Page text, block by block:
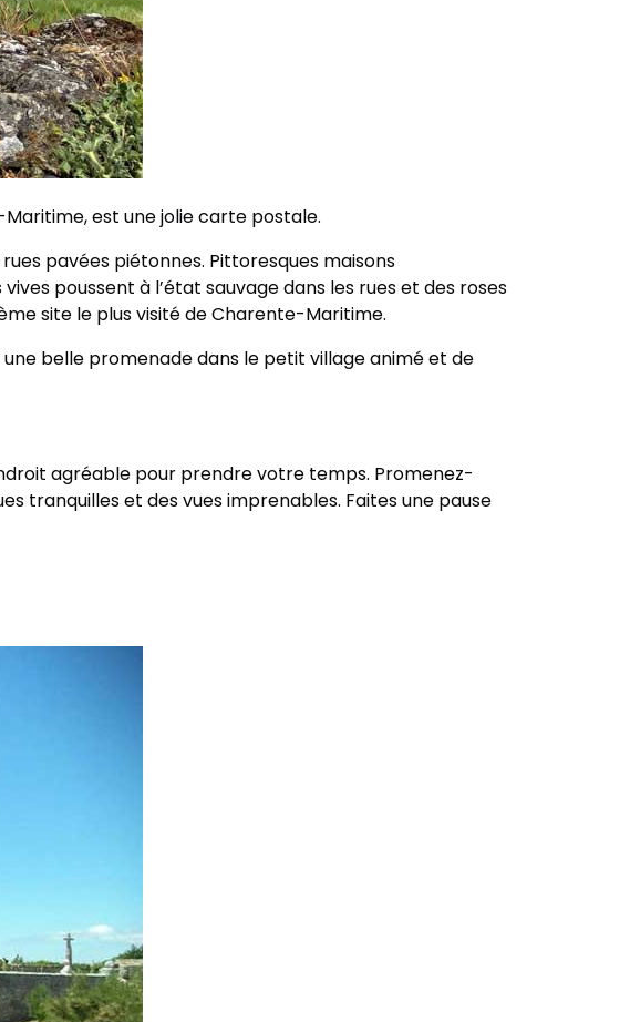
est une jolie carte postale.
pavées piétonnes. Pittoresques maisons
poussent à l’état sauvage dans les rues et des roses
site le plus visité de Charente-Maritime.
belle promenade dans le petit village animé et de
agréable pour prendre votre temps. Promenez-
tranquilles et des vues imprenables. Faites une pause